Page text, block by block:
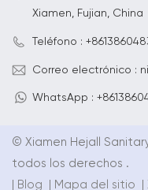
Xiamen, Fujian, China
Teléfono :
Correo electrónico :
WhatsApp :
© Xiamen Hejall
todos los derechos .
Blog Mapa del sitio